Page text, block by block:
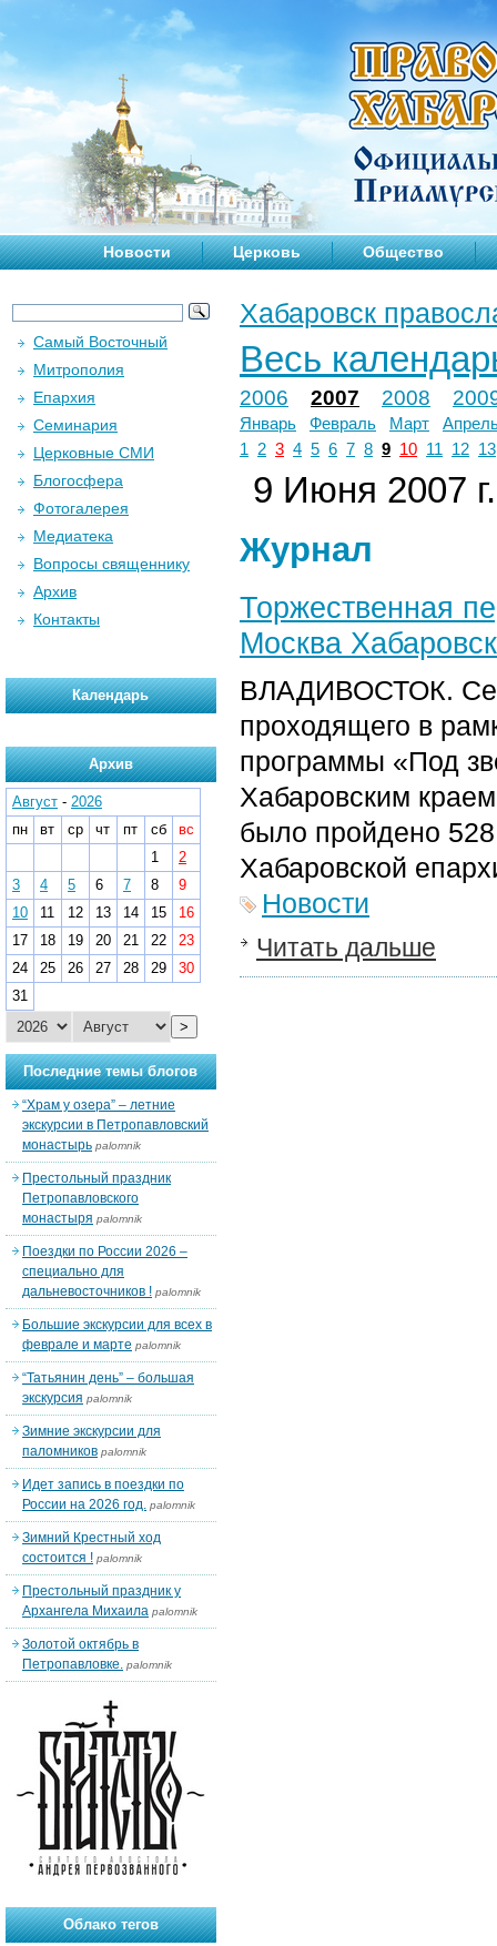
Новости Церковь Общество
Хабаровск
Весь
2006 2007 2008
Январь Февраль Март
1
2 3 4 5 6 7 8 9 10 11 12 13
9 Июня 2007 г.
Журнал
Торжественная
Москва
ВЛАДИВОСТОК.
проходящего в
программы «Под
Хабаровским
было пройдено 528
Хабаровской
Новости
Читать дальше
Самый Восточный
Митрополия
Епархия
Семинария
Церковные СМИ
Блогосфера
Фотогалерея
Медиатека
Вопросы священнику
Архив
Контакты
Календарь
Архив
Август - 2026
пн
вт ср чт пт сб
вс
1
2
3
4 5 6 7 8
9
10
11 12 13 14 15
16
17
18 19 20 21 22
23
24
25 26 27 28 29
30
31
>
Последние темы блогов
“Храм у озера” – летние
экскурсии в Петропавловский
монастырь palomnik
Престольный праздник
Петропавловского
монастыря palomnik
Поездки по России 2026 –
специально для
дальневосточников ! palomnik
Большие экскурсии для всех в
феврале и марте palomnik
“Татьянин день” – большая
экскурсия palomnik
Зимние экскурсии для
паломников palomnik
Идет запись в поездки по
России на 2026 год. palomnik
Зимний Крестный ход
состоится ! palomnik
Престольный праздник у
Архангела Михаила palomnik
Золотой октябрь в
Петропавловке. palomnik
Облако тегов